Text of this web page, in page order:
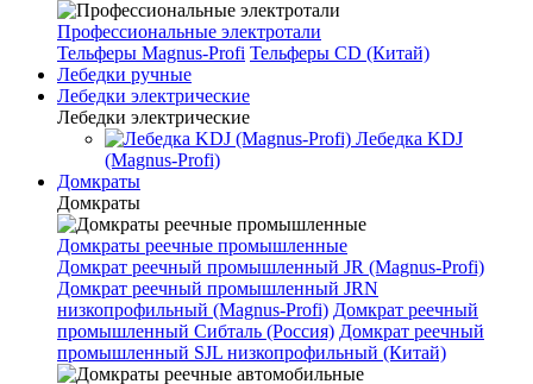
Профессиональные электротали
Тельферы Magnus-Profi Тельферы CD (Китай)
Лебедки ручные
Лебедки электрические
Лебедки электрические
Лебедка KDJ
(Magnus-Profi)
Домкраты
Домкраты
Домкраты реечные промышленные
Домкрат реечный промышленный JR (Magnus-Profi)
Домкрат реечный промышленный JRN
низкопрофильный (Magnus-Profi) Домкрат реечный
промышленный Сибталь (Россия) Домкрат реечный
промышленный SJL низкопрофильный (Китай)